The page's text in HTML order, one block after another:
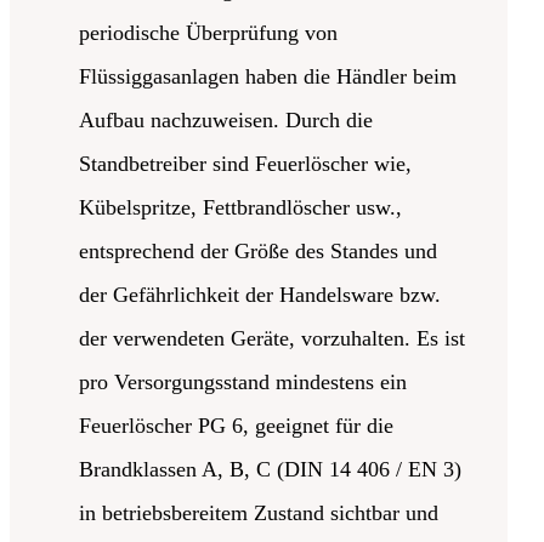
periodische Überprüfung von
Flüssiggasanlagen haben die Händler beim
Aufbau nachzuweisen. Durch die
Standbetreiber sind Feuerlöscher wie,
Kübelspritze, Fettbrandlöscher usw.,
entsprechend der Größe des Standes und
der Gefährlichkeit der Handelsware bzw.
der verwendeten Geräte, vorzuhalten. Es ist
pro Versorgungsstand mindestens ein
Feuerlöscher PG 6, geeignet für die
Brandklassen A, B, C (DIN 14 406 / EN 3)
in betriebsbereitem Zustand sichtbar und